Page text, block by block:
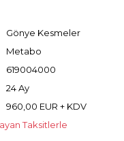
Gönye Kesmeler
Metabo
619004000
24 Ay
960,00 EUR + KDV
Taksitlerle